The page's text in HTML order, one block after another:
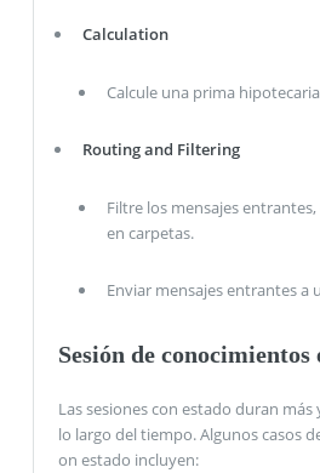
Calculation
Calcule una prima
Routing and Filtering
Filtre los mensajes
en carpetas.
Enviar mensajes entrantes a
Sesión de conocimientos
Las sesiones con estado duran
lo largo del tiempo. Algunos casos
on estado incluyen: